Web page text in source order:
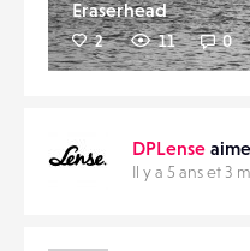
Eraserhead
2 11 0
DPLense
Il y a 5 ans et 3